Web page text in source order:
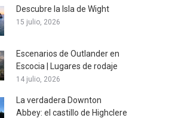
Descubre la Isla de Wight
15 julio, 2026
Escenarios de Outlander en
Escocia | Lugares de rodaje
14 julio, 2026
La verdadera Downton
Abbey: el castillo de Highclere